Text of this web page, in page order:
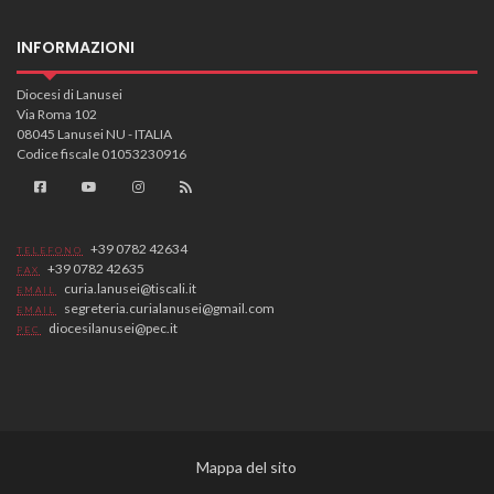
INFORMAZIONI
Diocesi di Lanusei
Via Roma 102
08045 Lanusei NU - ITALIA
Codice fiscale 01053230916
TELEFONO +39 0782 42634
FAX +39 0782 42635
EMAIL curia.lanusei@tiscali.it
EMAIL segreteria.curialanusei@gmail.com
PEC diocesilanusei@pec.it
Mappa del sito